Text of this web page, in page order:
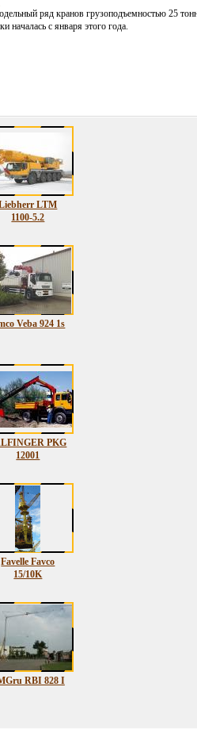
ряд кранов грузоподъемностью 25
началась с января этого года.
LTM
1100-5.2
Veba 924 1s
PKG
12001
Favelle Favco
15/10K
RBI 828 I